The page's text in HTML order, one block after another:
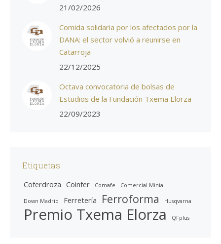
21/02/2026
Comida solidaria por los afectados por la
DANA: el sector volvió a reunirse en
Catarroja
22/12/2025
Octava convocatoria de bolsas de
Estudios de la Fundación Txema Elorza
22/09/2023
Etiquetas
Coferdroza Coinfer Comafe Comercial Minia
Down Madrid Ferretería Ferroforma Husqvarna
Premio Txema Elorza QFplus